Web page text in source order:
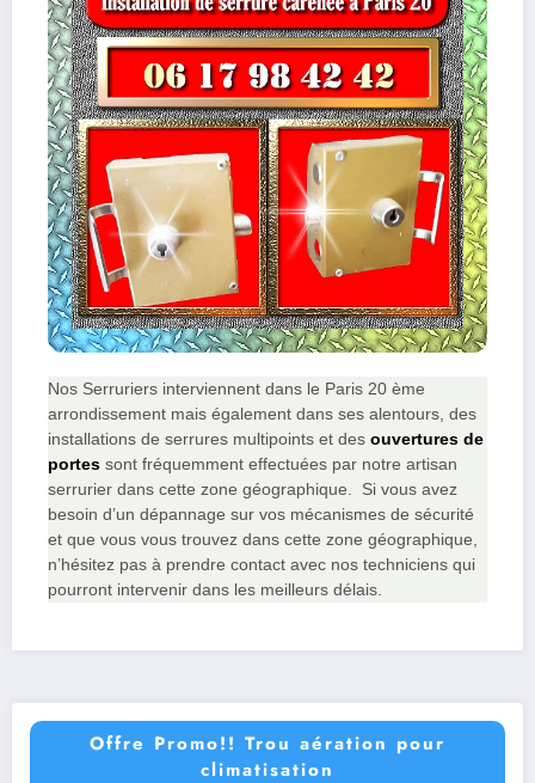
Nos Serruriers interviennent dans le Paris 20 ème
arrondissement mais également dans ses alentours, des
installations de serrures multipoints et des ouvertures de
portes sont fréquemment effectuées par notre artisan
serrurier dans cette zone géographique. Si vous avez
besoin d’un dépannage sur vos mécanismes de sécurité
et que vous vous trouvez dans cette zone géographique,
n’hésitez pas à prendre contact avec nos techniciens qui
pourront intervenir dans les meilleurs délais.
Offre Promo!! Trou aération pour
climatisation